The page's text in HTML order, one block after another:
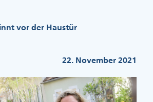
vor der Haustür
22. November 2021